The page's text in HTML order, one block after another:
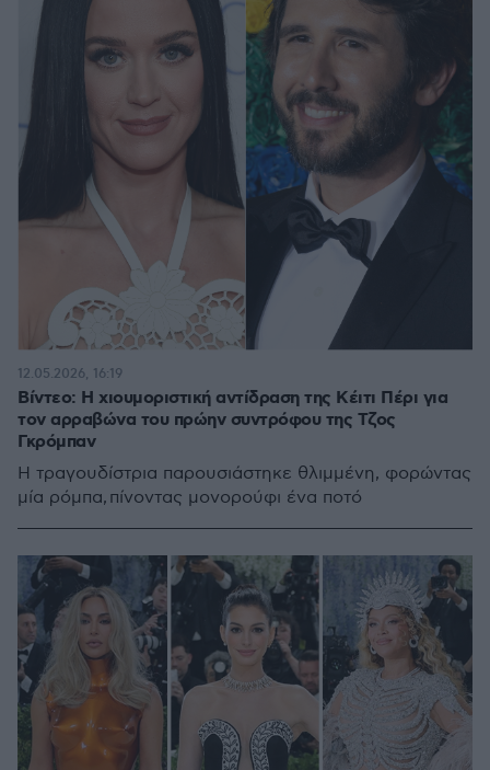
Βίντεο: Η χιουμοριστική αντίδραση της Κέιτι Πέρι για
τον αρραβώνα του πρώην συντρόφου της Τζος
Γκρόμπαν
Η τραγουδίστρια παρουσιάστηκε θλιμμένη, φορώντας
μία ρόμπα, πίνοντας μονορούφι ένα ποτό
12.05.2026, 16:19